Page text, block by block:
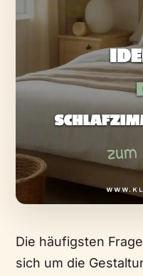
Die häufigsten
sich um die